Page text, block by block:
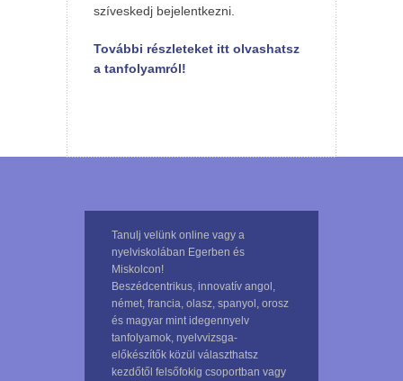
szíveskedj bejelentkezni.
További részleteket itt olvashatsz
a tanfolyamról!
Tanulj velünk online vagy a
nyelviskolában Egerben és
Miskolcon!
Beszédcentrikus, innovatív angol,
német, francia, olasz, spanyol, orosz
és magyar mint idegennyelv
tanfolyamok, nyelvvizsga-
előkészítők közül választhatsz
kezdőtől felsőfokig csoportban vagy